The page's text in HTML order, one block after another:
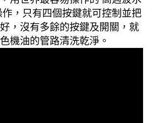
，只有四個按鍵就可控制並把
，沒有多餘的按鍵及開關，就
機油的管路清洗乾淨。